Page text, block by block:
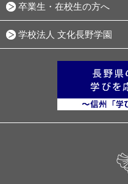
卒業生・在校生の方へ
学校法人 文化長野学園